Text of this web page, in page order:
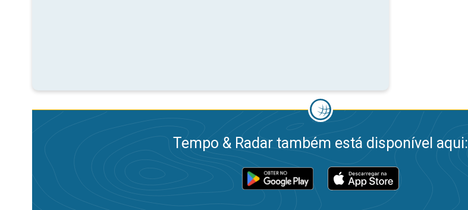
Tempo & Radar também está disponível aqui: